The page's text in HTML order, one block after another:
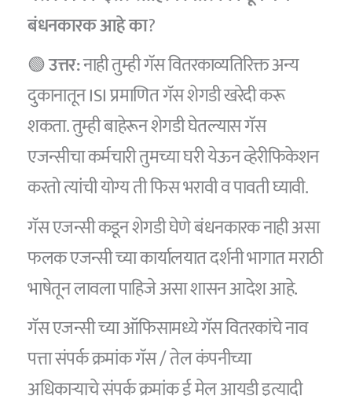
बंधनकारक आहे का?
🟢उत्तर:नाही तुम्ही गॅस वितरकाव्यतिरिक्त अन्य
दुकानातून ISI प्रमाणित गॅस शेगडी खरेदी करू
शकता. तुम्ही बाहेरून शेगडी घेतल्यास गॅस
एजन्सीचा कर्मचारी तुमच्या घरी येऊन व्हेरीफिकेशन
करतो त्यांची योग्य ती फिस भरावी व पावती घ्यावी.
गॅस एजन्सी कडून शेगडी घेणे बंधनकारक नाही असा
फलक एजन्सी च्या कार्यालयात दर्शनी भागात मराठी
भाषेतून लावला पाहिजे असा शासन आदेश आहे.
गॅस एजन्सी च्या ऑफिसामध्ये गॅस वितरकांचे नाव
पत्ता संपर्क क्रमांक गॅस / तेल कंपनीच्या
अधिकार्‍याचे संपर्क क्रमांक ई मेल आयडी इत्यादी